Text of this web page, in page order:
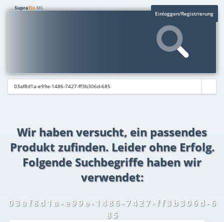
Einloggen/Registrierung
Wir haben versucht, ein passendes
Produkt zufinden. Leider ohne Erfolg.
Folgende Suchbegriffe haben wir
verwendet:
0 3 a f 8 d 1 a - e 9 9 e - 1 4 8 6 - 7 4 2 7 - f f 3 b 3 0 6 d - 6
8 5